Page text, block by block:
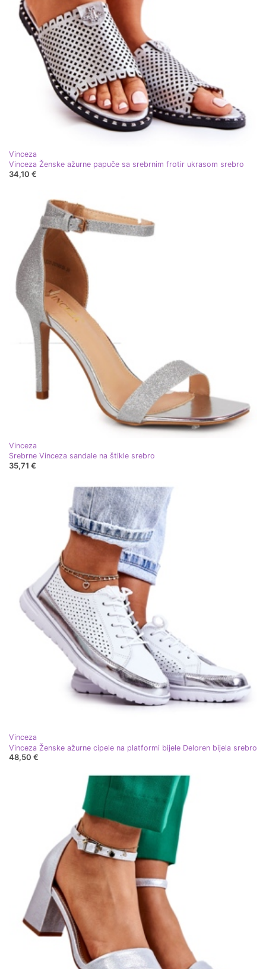
Vinceza
Vinceza Ženske ažurne papuče sa srebrnim frotir ukrasom srebro
34,10 €
Vinceza
Srebrne Vinceza sandale na štikle srebro
35,71 €
Vinceza
Vinceza Ženske ažurne cipele na platformi bijele Deloren bijela srebro
48,50 €